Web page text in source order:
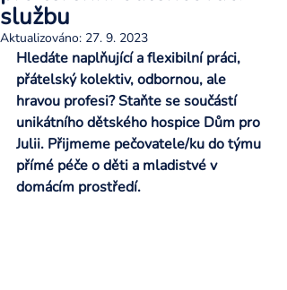
službu
Aktualizováno: 27. 9. 2023
Hledáte naplňující a flexibilní práci,
přátelský kolektiv, odbornou, ale
hravou profesi? Staňte se součástí
unikátního dětského hospice Dům pro
Julii. Přijmeme pečovatele/ku do týmu
přímé péče o děti a mladistvé v
domácím prostředí.